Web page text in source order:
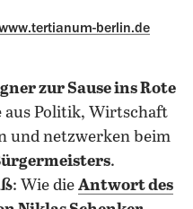
berlin.de
zur Sause ins Rote
aus Politik, Wirtschaft
und netzwerken beim
.
: Wie die Antwort des